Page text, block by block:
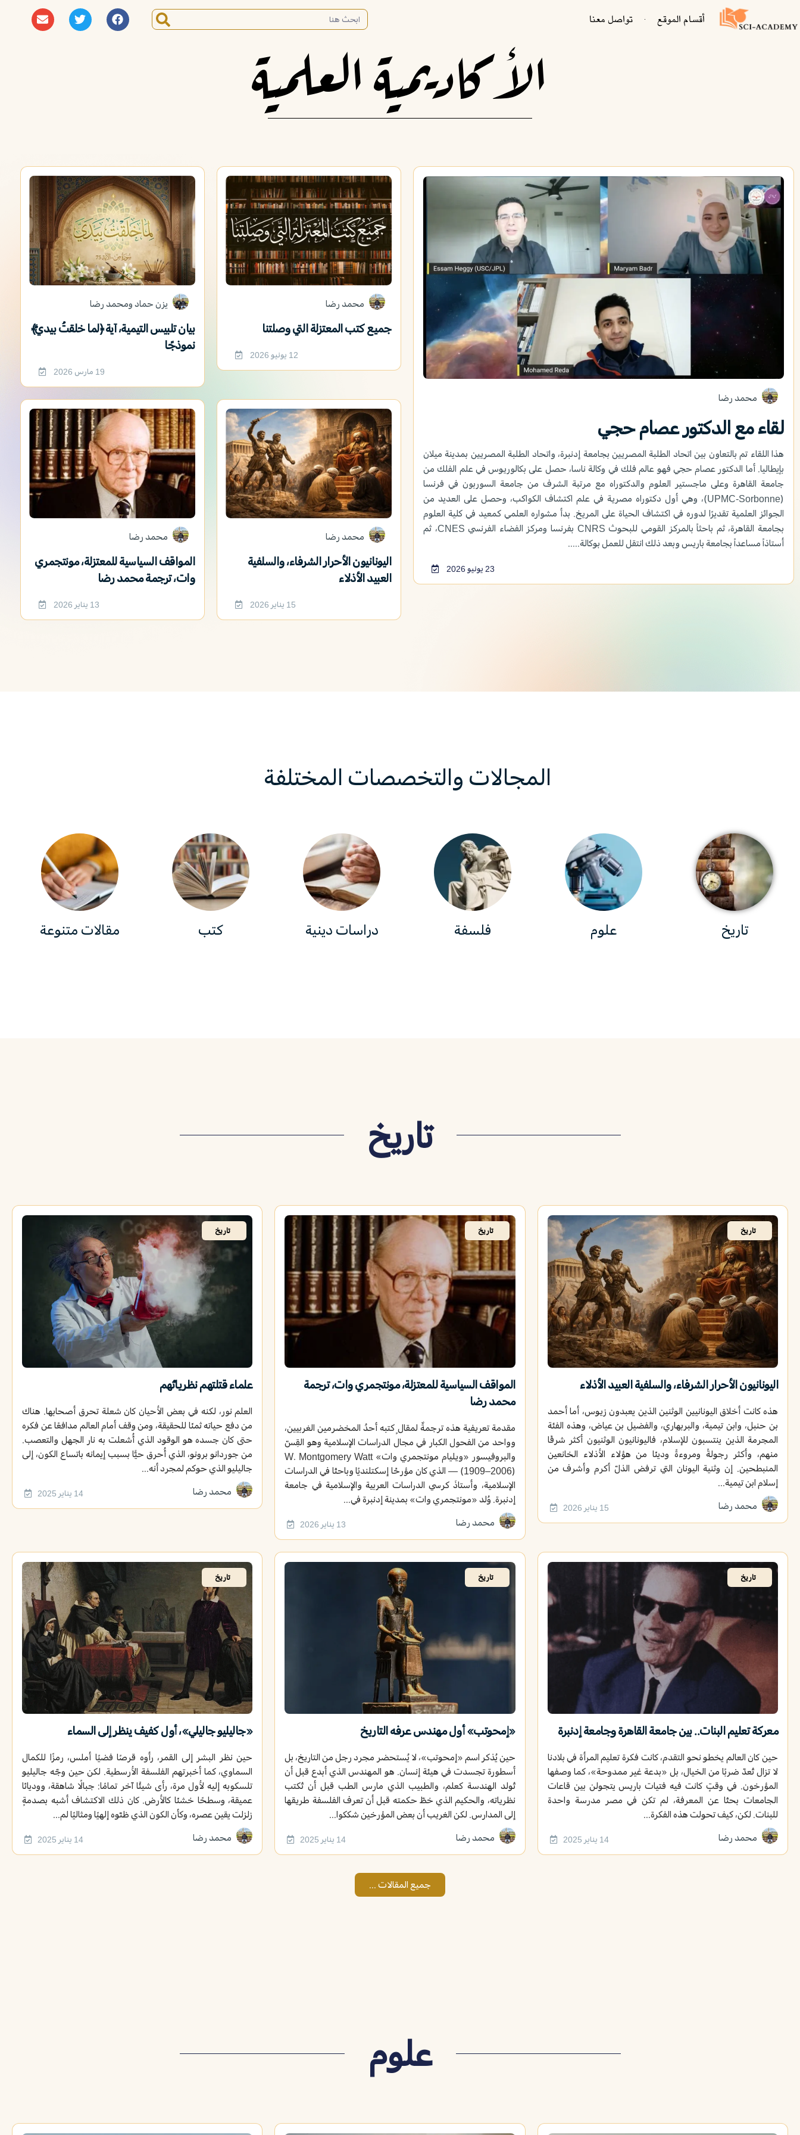
أقسام الموقع تواصل معنا
الأكاديمية العلمية
لقاء مع الدكتور عصام حجي
هذا اللقاء تم بالتعاون بين اتحاد الطلبة المصريين بجامعة إدنبرة، واتحاد الطلبة المصريين بمدينة ميلان
بإيطاليا. أما الدكتور عصام حجي فهو عالم فلك في وكالة ناسا، حصل على بكالوريوس في علم الفلك من
جامعة القاهرة وعلى ماجستير العلوم والدكتوراه مع مرتبة الشرف من جامعة السوربون في فرنسا
(UPMC-Sorbonne)، وهي أول دكتوراه مصرية في علم اكتشاف الكواكب، وحصل على العديد من
الجوائز العلمية تقديرًا لدوره في اكتشاف الحياة على المريخ. بدأ مشواره العلمي كمعيد في كلية العلوم
بجامعة القاهرة، ثم باحثاً بالمركز القومي للبحوث CNRS بفرنسا ومركز الفضاء الفرنسي CNES، ثم
أستاذاً مساعداً بجامعة باريس وبعد ذلك انتقل للعمل بوكالة.....
محمد رضا
23 يونيو 2026
جميع كتب المعتزلة التي وصلتنا
محمد رضا
12 يونيو 2026
بيان تلبيس التيمية، آية ﴿لما خلقتُ بيديَّ﴾
نموذجًا
يزن حماد ومحمد رضا
19 مارس 2026
اليونانيون الأحرار الشرفاء، والسلفية
العبيد الأذلاء
محمد رضا
15 يناير 2026
المواقف السياسية للمعتزلة، مونتجمري
وات، ترجمة محمد رضا
محمد رضا
13 يناير 2026
المجالات والتخصصات المختلفة
تاريخ علوم فلسفة دراسات دينية كتب مقالات متنوعة
تاريخ
تاريخ
اليونانيون الأحرار الشرفاء، والسلفية العبيد الأذلاء
هذه كانت أخلاق اليونانيين الوثنين الذين يعبدون زيوس، أما أحمد
بن حنبل، وابن تيمية، والبربهاري، والفضيل بن عياض، وهذه الفئة
المجرمة الذين ينتسبون للإسلام، فاليونانيون الوثنيون أكثر شرفًا
منهم، وأكثر رجولةً ومروءةً ودينًا من هؤلاء الأذلاء الخانعين
المنبطحين. إن وثنية اليونان التي ترفض الذلّ أكرم وأشرف من
إسلام ابن تيمية...
محمد رضا
15 يناير 2026
تاريخ
المواقف السياسية للمعتزلة، مونتجمري وات، ترجمة
محمد رضا
مقدمة تعريفية هذه ترجمةٌ لمقالٍ كتبه أحدُ المخضرمين الغربيين،
وواحد من الفحول الكبار في مجال الدراسات الإسلامية وهو القِسّ
والبروفيسور «ويليام مونتجمري وات» W. Montgomery Watt
(1909–2006) — الذي كان مؤرخًا إسكتلنديًا وباحثًا في الدراسات
الإسلامية، وأستاذَ كرسي الدراسات العربية والإسلامية في جامعة
إدنبرة. وُلد «مونتجمري وات» بمدينة إدنبرة في...
محمد رضا
13 يناير 2026
تاريخ
علماء قتلتهم نظرياتُهم
العلم نور، لكنه في بعض الأحيان كان شعلة تحرق أصحابها. هناك
من دفع حياته ثمنًا للحقيقة، ومن وقف أمام العالم مدافعًا عن فكره
حتى كان جسده هو الوقود الذي أُشعلت به نار الجهل والتعصب.
من جوردانو برونو، الذي أُحرق حيًّا بسبب إيمانه باتساع الكون، إلى
جاليليو الذي حوكم لمجرد أنه...
محمد رضا
14 يناير 2025
تاريخ
معركة تعليم البنات.. بين جامعة القاهرة وجامعة إدنبرة
حين كان العالم يخطو نحو التقدم، كانت فكرة تعليم المرأة في بلادنا
لا تزال تُعدّ ضربًا من الخيال، بل «بدعة غير ممدوحة»، كما وصفها
المؤرخون. في وقتٍ كانت فيه فتيات باريس يتجولن بين قاعات
الجامعات بحثًا عن المعرفة، لم تكن في مصر مدرسة واحدة
للبنات. لكن، كيف تحولت هذه الفكرة...
محمد رضا
14 يناير 2025
تاريخ
«إمحوتب» أول مهندس عرفه التاريخ
حين يُذكر اسم «إمحوتب»، لا يُستحضر مجرد رجل من التاريخ، بل
أسطورة تجسدت في هيئة إنسان. هو المهندس الذي أبدع قبل أن
تُولد الهندسة كعلم، والطبيب الذي مارس الطب قبل أن تُكتب
نظرياته، والحكيم الذي خطّ حكمته قبل أن تعرف الفلسفة طريقها
إلى المدارس. لكن الغريب أن بعض المؤرخين شككوا...
محمد رضا
14 يناير 2025
تاريخ
«جاليليو جاليلي»، أول كفيف ينظر إلى السماء
حين نظر البشر إلى القمر، رأوه قرصًا فضيًا أملس، رمزًا للكمال
السماوي، كما أخبرتهم الفلسفة الأرسطية. لكن حين وجّه جاليليو
تلسكوبه إليه لأول مرة، رأى شيئًا آخر تمامًا: جبالًا شاهقة، ووديانًا
عميقة، وسطحًا خشنًا كالأرض. كان ذلك الاكتشاف أشبه بصدمةٍ
زلزلت يقين عصره، وكأن الكون الذي ظنّوه إلهيًا ومثاليًا لم...
محمد رضا
14 يناير 2025
جميع المقالات ...
علوم